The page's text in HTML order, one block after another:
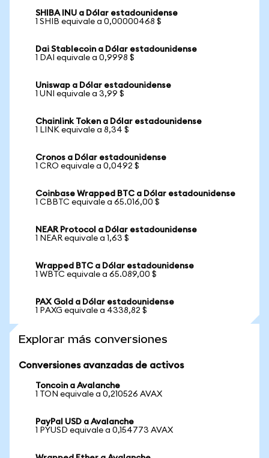
SHIBA INU a Dólar estadounidense
1 SHIB equivale a 0,00000468 $
Dai Stablecoin a Dólar estadounidense
1 DAI equivale a 0,9998 $
Uniswap a Dólar estadounidense
1 UNI equivale a 3,99 $
Chainlink Token a Dólar estadounidense
1 LINK equivale a 8,34 $
Cronos a Dólar estadounidense
1 CRO equivale a 0,0492 $
Coinbase Wrapped BTC a Dólar estadounidense
1 CBBTC equivale a 65.016,00 $
NEAR Protocol a Dólar estadounidense
1 NEAR equivale a 1,63 $
Wrapped BTC a Dólar estadounidense
1 WBTC equivale a 65.089,00 $
PAX Gold a Dólar estadounidense
1 PAXG equivale a 4338,82 $
Explorar más conversiones
Conversiones avanzadas de activos
Toncoin a Avalanche
1 TON equivale a 0,210526 AVAX
PayPal USD a Avalanche
1 PYUSD equivale a 0,154773 AVAX